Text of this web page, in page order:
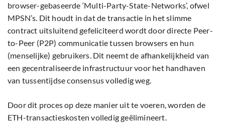
browser-gebaseerde ‘Multi-Party-State-Networks’, ofwel
MPSN’s. Dit houdt in dat de transactie in het slimme
contract uitsluitend gefeliciteerd wordt door directe Peer-
to-Peer (P2P) communicatie tussen browsers en hun
(menselijke) gebruikers. Dit neemt de afhankelijkheid van
een gecentraliseerde infrastructuur voor het handhaven
van tussentijdse consensus volledig weg.
Door dit proces op deze manier uit te voeren, worden de
ETH-transactieskosten volledig geëlimineert.